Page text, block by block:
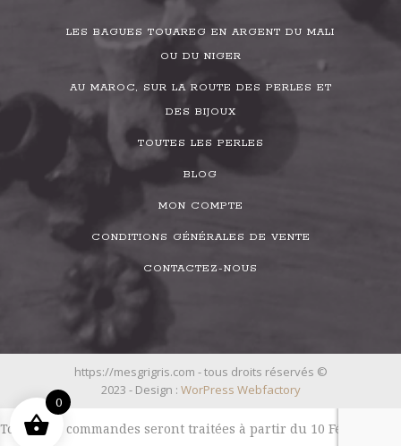
LES BAGUES TOUAREG EN ARGENT DU MALI
OU DU NIGER
AU MAROC, SUR LA ROUTE DES PERLES ET
DES BIJOUX
TOUTES LES PERLES
BLOG
MON COMPTE
CONDITIONS GÉNÉRALES DE VENTE
CONTACTEZ-NOUS
https://mesgrigris.com - tous droits réservés ©
2023 - Design : WorPress Webfactory
Toutes les commandes seront traitées à partir du 10 Février
0